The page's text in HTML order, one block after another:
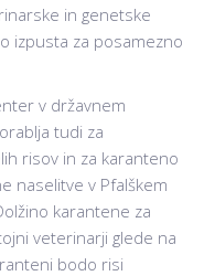
in genetske
izpusta za posamezno
v državnem
tudi za
risov in za karanteno
naselitve v Pfalškem
karantene za
veterinarji glede na
bodo risi